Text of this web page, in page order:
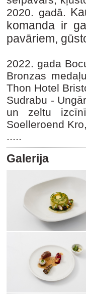
2020. gadā.
komanda ir
pavāriem,
2022. gada
Bronzas
Thon Hotel
Sudrabu -
un zeltu
Soelleroend
.....
Galerija